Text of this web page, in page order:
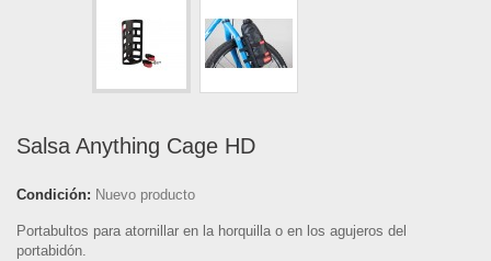
Salsa Anything Cage HD
Condición: Nuevo producto
Portabultos para atornillar en la horquilla o en los agujeros del
portabidón.